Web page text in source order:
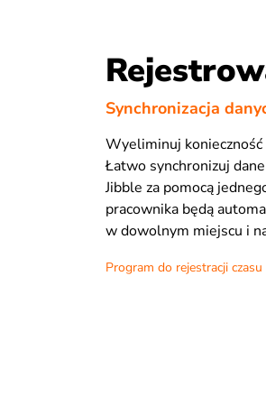
Synchronizacja
Wyeliminuj
Łatwo synchronizuj
Jibble za pomocą
pracownika będą
w dowolnym miejscu i
Program do rejestracji czasu